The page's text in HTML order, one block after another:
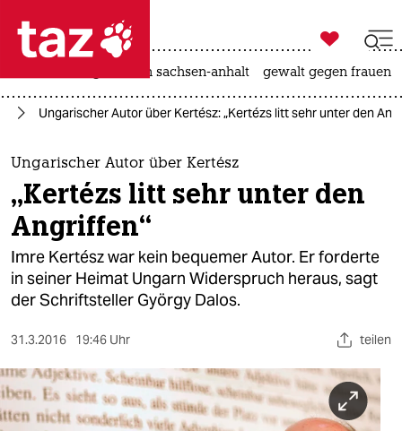
 taz zahl ich
taz zahl ich
themen
politik
öko
gesellschaft
sport
berlin

taz zahl ich
landtagswahl in sachsen-anhalt gewalt gegen frauen
Ungarischer Autor über Kertész: „Kertézs litt sehr unter den
Ungarischer Autor über Kertész
„Kertézs litt sehr unter den
Angriffen“
Imre Kertész war kein bequemer Autor. Er forderte
in seiner Heimat Ungarn Widerspruch heraus, sagt
der Schriftsteller György Dalos.
31.3.2016 19:46 Uhr teilen